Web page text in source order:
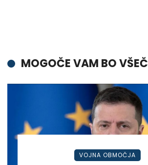
MOGOČE VAM BO VŠEČ
VOJNA OBMOČJA